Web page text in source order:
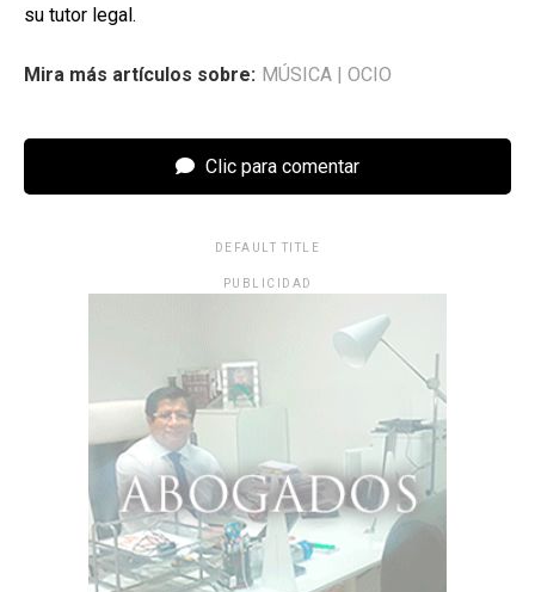
su tutor legal.
Mira más artículos sobre: MÚSICA OCIO
Clic para comentar
DEFAULT TITLE
PUBLICIDAD